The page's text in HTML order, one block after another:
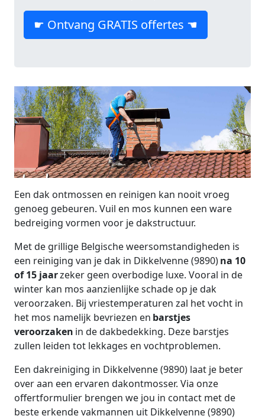
☛ Ontvang GRATIS offertes ☚
Een dak ontmossen en reinigen kan nooit vroeg
genoeg gebeuren. Vuil en mos kunnen een ware
bedreiging vormen voor je dakstructuur.
Met de grillige Belgische weersomstandigheden is
een reiniging van je dak in Dikkelvenne (9890)na 10
of 15 jaarzeker geen overbodige luxe. Vooral in de
winter kan mos aanzienlijke schade op je dak
veroorzaken. Bij vriestemperaturen zal het vocht in
het mos namelijk bevriezen en barstjes
veroorzaken in de dakbedekking. Deze barstjes
zullen leiden tot lekkages en vochtproblemen.
Een dakreiniging in Dikkelvenne (9890) laat je beter
over aan een ervaren dakontmosser. Via onze
offertformulier brengen we jou in contact met de
beste erkende vakmannen uit Dikkelvenne (9890)